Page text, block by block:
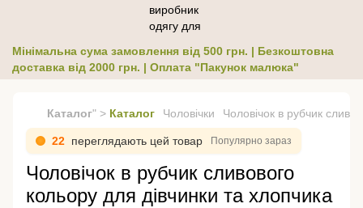
Мінімальна сума замовлення від 500 грн. | Безкоштовна
доставка від 2000 грн. | Оплата "Пакунок малюка"
Каталог" > Каталог Чоловічки Чоловічок в рубчик
22 переглядають цей товар Популярно зараз
Чоловічок в рубчик сливового
кольору для дівчинки та хлопчика